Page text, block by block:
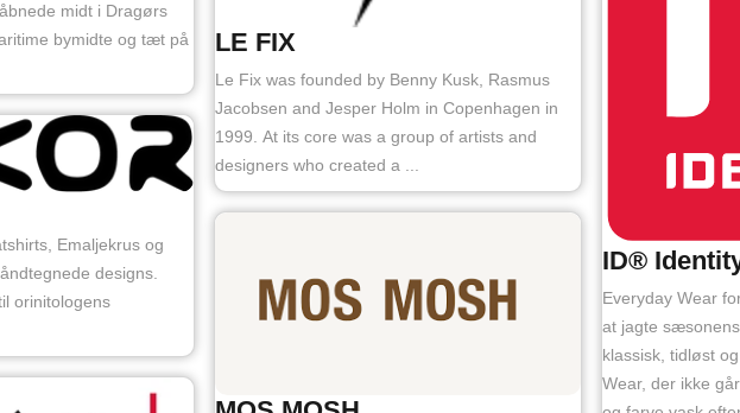
midt i Dragørs
bymidte og tæt på
Emaljekrus og
designs.
orinitologens
LE FIX
Le Fix was founded by Benny Kusk, Rasmus
Jacobsen and Jesper Holm in Copenhagen in
1999. At its core was a group of artists and
designers who created a ...
ID®
Everyday Wear
at jagte
klassisk, tidløst
Wear, der ikke